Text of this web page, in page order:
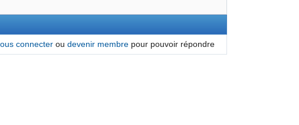
connecterou devenir membrepour pouvoir répondre